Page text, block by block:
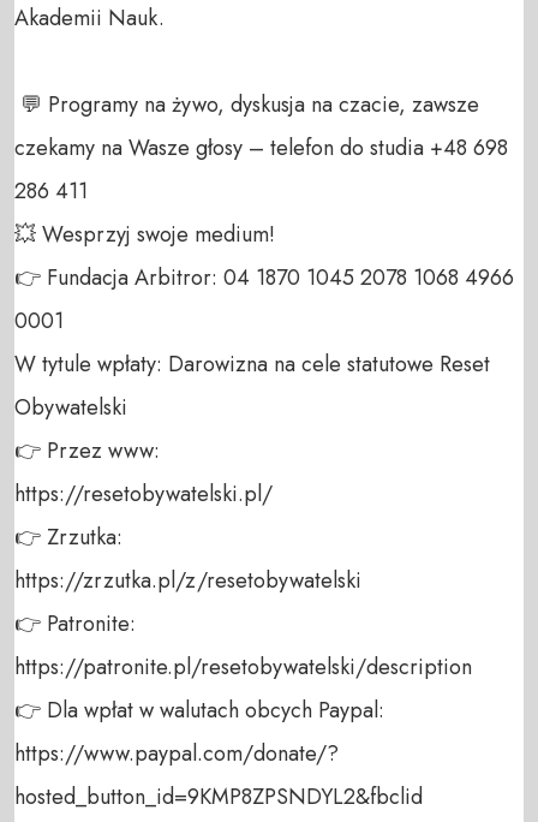
Akademii Nauk.
czekamy na Wasze głosy – telefon do studia +48 698
286 411
💥 Wesprzyj swoje medium!
👉 Fundacja Arbitror: 04 1870 1045 2078 1068 4966
0001
W tytule wpłaty: Darowizna na cele statutowe Reset
Obywatelski
👉 Przez www:
https://resetobywatelski.pl/
👉 Zrzutka:
https://zrzutka.pl/z/resetobywatelski
👉 Patronite:
https://patronite.pl/resetobywatelski/description
👉 Dla wpłat w walutach obcych Paypal:
https://www.paypal.com/donate/?
hosted_button_id=9KMP8ZPSNDYL2&fbclid